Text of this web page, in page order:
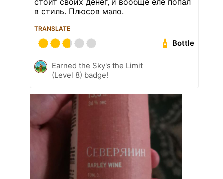
в стиль. Плюсов мало.
TRANSLATE
Bottle
Earned the Sky's the Limit
(Level 8) badge!